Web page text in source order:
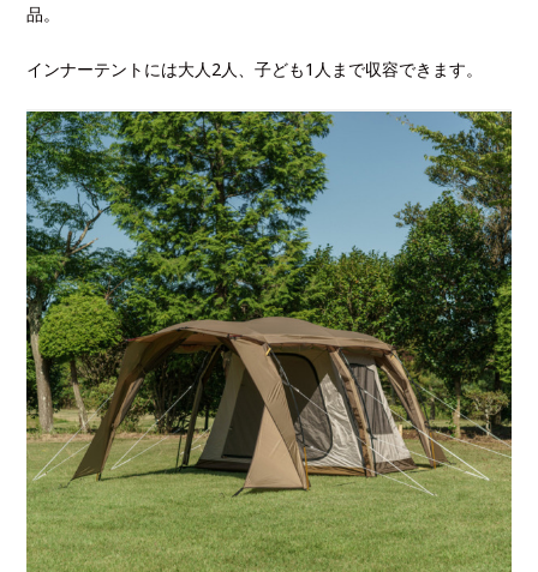
品。
インナーテントには大人2人、子ども1人まで収容できます。